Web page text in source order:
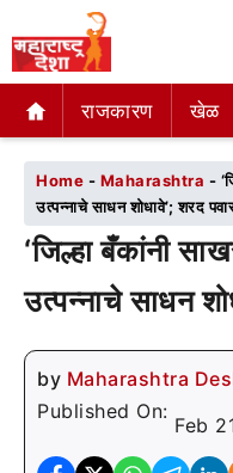
राजकारण खेळ
राजकारण खेळ
Home - Maharashtra -
उत्पन्नाचे साधन शोधावे’; शरद
‘जिल्हा बँकांनी
उत्पन्नाचे साधन
by Maharashtra
Published On:
Feb